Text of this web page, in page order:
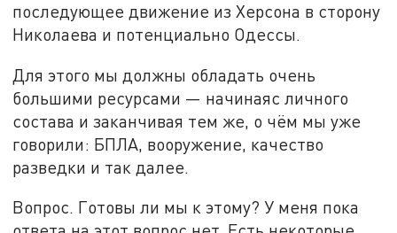
последующее движение из Херсона в сторону
Николаева и потенциально Одессы.
Для этого мы должны обладать очень
большими ресурсами — начинаяс личного
состава и заканчивая тем же, о чём мы уже
говорили: БПЛА, вооружение, качество
разведки и так далее.
Вопрос. Готовы ли мы к этому? У меня пока